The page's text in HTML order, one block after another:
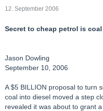
12. September 2006
Secret to cheap petrol is coal
Jason Dowling
September 10, 2006
A $5 BILLION proposal to turn
coal into diesel moved a step
revealed it was about to grant